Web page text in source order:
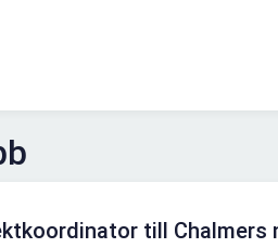
till Chalmers